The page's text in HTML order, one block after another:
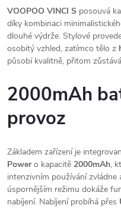
VOOPOO VINCI S posouvá
díky kombinaci
dlouhé výdrže. Stylové
osobitý vzhled, zatímco tělo z
působí kvalitně, přitom
2000mAh
provoz
Základem zařízení je
Powero kapacitě 2000mAh,
intenzivním používání
úspornějším režimu dokáže
nabíjení. Nabíjení probíhá přes